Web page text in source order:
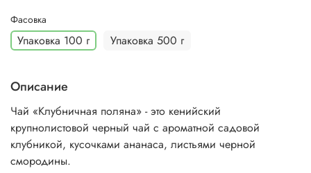
Фасовка
Упаковка 100 г Упаковка 500 г
Описание
Чай «Клубничная поляна» - это кенийский
крупнолистовой черный чай с ароматной садовой
клубникой, кусочками ананаса, листьями черной
смородины.